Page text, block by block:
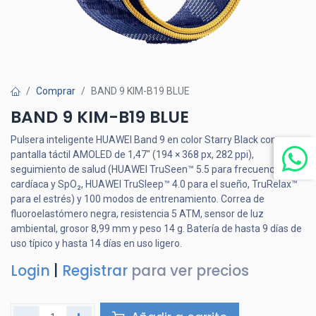
Comprar BAND 9 KIM-B19 BLUE
BAND 9 KIM-B19 BLUE
Pulsera inteligente HUAWEI Band 9 en color Starry Black con
pantalla táctil AMOLED de 1,47″ (194 × 368 px, 282 ppi),
seguimiento de salud (HUAWEI TruSeen™ 5.5 para frecuencia
cardíaca y SpO₂, HUAWEI TruSleep™ 4.0 para el sueño, TruRelax™
para el estrés) y 100 modos de entrenamiento. Correa de
fluoroelastómero negra, resistencia 5 ATM, sensor de luz
ambiental, grosor 8,99 mm y peso 14 g. Batería de hasta 9 días de
uso típico y hasta 14 días en uso ligero.
Login Registrar para ver precios